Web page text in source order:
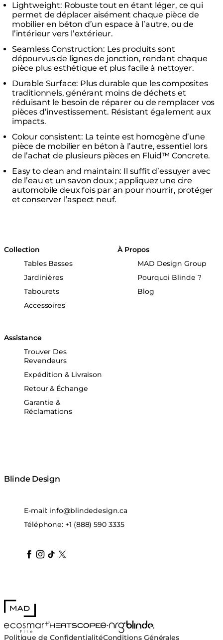
Lightweight: Robuste tout en étant léger, ce qui
permet de déplacer aisément chaque pièce de
mobilier en béton d’un espace à l’autre, ou de
l’intérieur vers l’extérieur.
Seamless Construction: Les produits sont
dépourvus de lignes de jonction, rendant chaque
pièce plus esthétique et plus facile à nettoyer.
Durable Surface: Plus durable que les composites
traditionnels, générant moins de déchets et
réduisant le besoin de réparer ou de remplacer vos
pièces d’investissement. Résistant également aux
impacts.
Colour consistent: La teinte est homogène d’une
pièce de mobilier en béton à l’autre, essentiel lors
de l’achat de plusieurs pièces en Fluid™ Concrete.
Easy to clean and maintain: Il suffit d’essuyer avec
de l’eau et un savon doux ; appliquez une cire
automobile deux fois par an pour nourrir, protéger
et conserver l’aspect neuf.
Collection
Tables Basses
Jardinières
Tabourets
Accessoires
À Propos
MAD Design Group
Pourquoi Blinde ?
Blog
Assistance
Trouver Des
Revendeurs
Expédition & Livraison
Retour & Échange
Garantie &
Réclamations
Blinde Design
E-mail: info@blindedesign.ca
Téléphone: +1 (888) 590 3335
blindedesign
blindedesign
blindedesign
blinde-design
blindedesign
MAD Design
EcoSmart FireHEATSCOPE® Heaters
e-NRG Bioethanol
Blinde Design
Politique de ConfidentialitéConditions Générales